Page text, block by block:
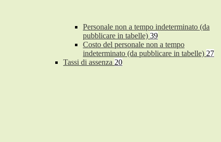
Personale non a tempo indeterminato (da
pubblicare in tabelle) 39
Costo del personale non a tempo
indeterminato (da pubblicare in tabelle) 27
Tassi di assenza 20